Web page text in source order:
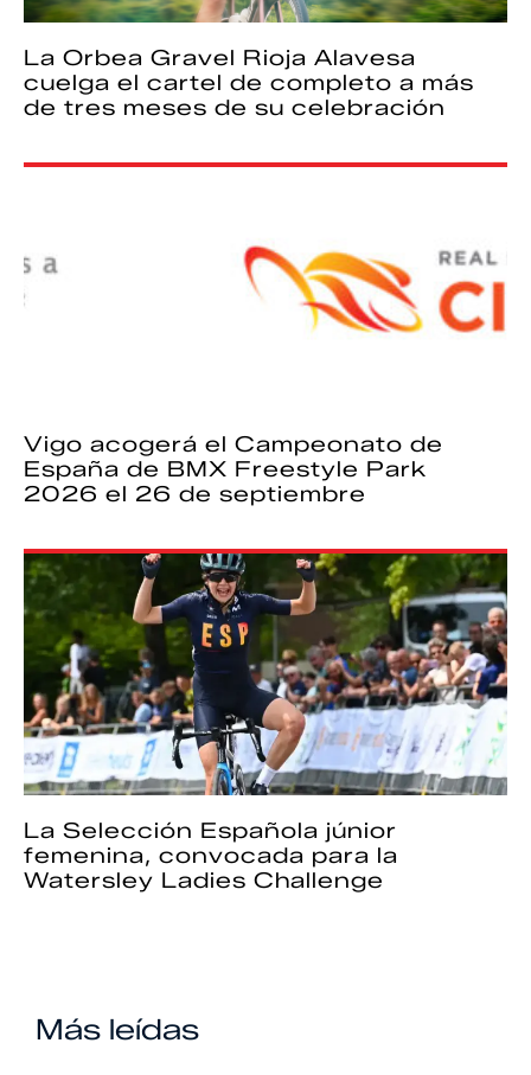
La Orbea Gravel Rioja Alavesa
cuelga el cartel de completo a más
de tres meses de su celebración
Vigo acogerá el Campeonato de
España de BMX Freestyle Park
2026 el 26 de septiembre
La Selección Española júnior
femenina, convocada para la
Watersley Ladies Challenge
Más leídas